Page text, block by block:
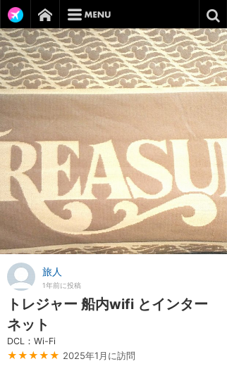
旅人
1年前に投稿
トレジャー 船内wifi とインター
ネット
DCL：Wi-Fi
★★★★★ 2025年1月に訪問